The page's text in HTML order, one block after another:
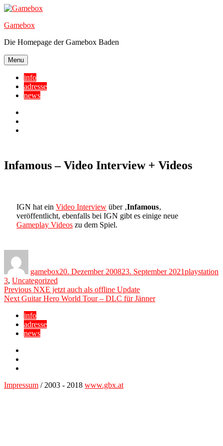
Skip
content
Gamebox
Die Homepage der Gamebox Baden
Menu
info
adresse
news
Infamous – Video Interview + Videos
IGN hat ein Video Interview über ‚Infamous‚
veröffentlicht, ebenfalls bei IGN gibt es einige neue
Gameplay Videos zu dem Spiel.
gamebox20. Dezember 200823. September 2021playstation
3, Uncategorized
Beitragsnavigation
Previous Previous
post:
NXE jetzt auch als offline Update
Next Next
Guitar Hero World Tour – DLC für Jänner
info
adresse
news
Impressum / 2003 - 2018 www.gbx.at